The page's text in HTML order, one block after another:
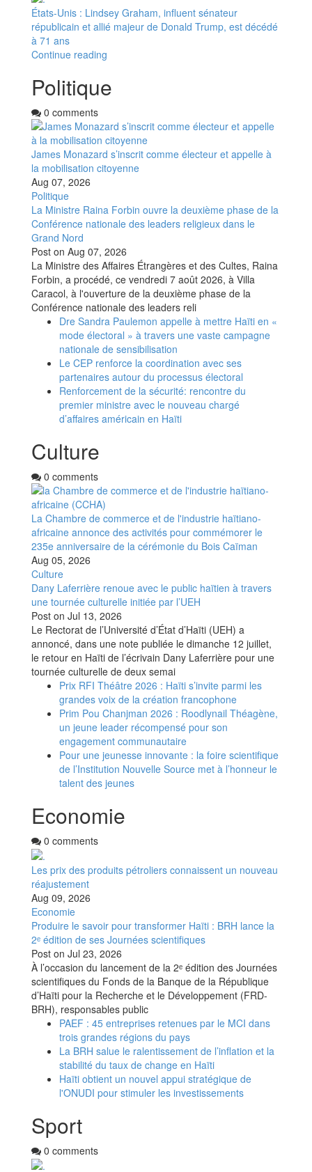
États-Unis : Lindsey Graham, influent sénateur
républicain et allié majeur de Donald Trump, est décédé
à 71 ans
Continue reading
Politique
0 comments
James Monazard s’inscrit comme électeur et appelle à
la mobilisation citoyenne
Aug 07, 2026
Politique
La Ministre Raina Forbin ouvre la deuxième phase de la
Conférence nationale des leaders religieux dans le
Grand Nord
Post on Aug 07, 2026
La Ministre des Affaires Étrangères et des Cultes, Raina
Forbin, a procédé, ce vendredi 7 août 2026, à Villa
Caracol, à l'ouverture de la deuxième phase de la
Conférence nationale des leaders reli
Dre Sandra Paulemon appelle à mettre Haïti en «
mode électoral » à travers une vaste campagne
nationale de sensibilisation
Le CEP renforce la coordination avec ses
partenaires autour du processus électoral
Renforcement de la sécurité: rencontre du
premier ministre avec le nouveau chargé
d’affaires américain en Haïti
Culture
0 comments
La Chambre de commerce et de l'industrie haïtiano-
africaine annonce des activités pour commémorer le
235e anniversaire de la cérémonie du Bois Caïman
Aug 05, 2026
Culture
Dany Laferrière renoue avec le public haïtien à travers
une tournée culturelle initiée par l’UEH
Post on Jul 13, 2026
Le Rectorat de l’Université d’État d’Haïti (UEH) a
annoncé, dans une note publiée le dimanche 12 juillet,
le retour en Haïti de l’écrivain Dany Laferrière pour une
tournée culturelle de deux semai
Prix RFI Théâtre 2026 : Haïti s’invite parmi les
grandes voix de la création francophone
Prim Pou Chanjman 2026 : Roodlynail Théagène,
un jeune leader récompensé pour son
engagement communautaire
Pour une jeunesse innovante : la foire scientifique
de l’Institution Nouvelle Source met à l’honneur le
talent des jeunes
Economie
0 comments
Les prix des produits pétroliers connaissent un nouveau
réajustement
Aug 09, 2026
Economie
Produire le savoir pour transformer Haïti : BRH lance la
2ᵉ édition de ses Journées scientifiques
Post on Jul 23, 2026
À l’occasion du lancement de la 2ᵉ édition des Journées
scientifiques du Fonds de la Banque de la République
d’Haïti pour la Recherche et le Développement (FRD-
BRH), responsables public
PAEF : 45 entreprises retenues par le MCI dans
trois grandes régions du pays
La BRH salue le ralentissement de l’inflation et la
stabilité du taux de change en Haïti
Haïti obtient un nouvel appui stratégique de
l'ONUDI pour stimuler les investissements
Sport
0 comments